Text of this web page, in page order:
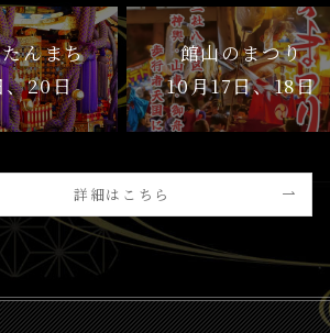
んまち
、20日
館山のまつり
10月17日、18日
詳細はこちら